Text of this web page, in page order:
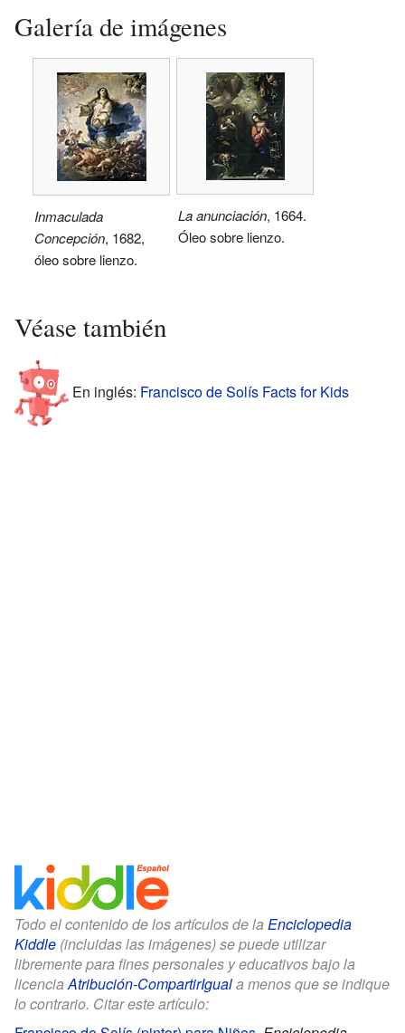
Galería de imágenes
Inmaculada
Concepción, 1682,
óleo sobre lienzo.
La anunciación, 1664.
Óleo sobre lienzo.
Véase también
En inglés: Francisco de Solís Facts for Kids
Todo el contenido de los artículos de la Enciclopedia
Kiddle (incluidas las imágenes) se puede utilizar
libremente para fines personales y educativos bajo la
licenciaAtribución-CompartirIguala menos que se indique
lo contrario. Citar este artículo: